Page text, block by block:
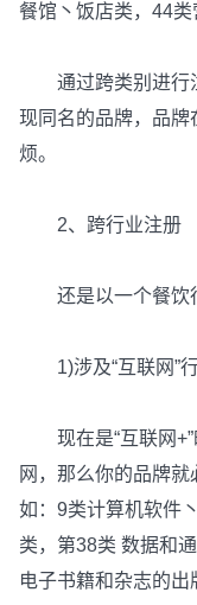
餐馆丶饭店类，44类
通过跨类别进行注
现同名的品牌，品牌
烦。
2、跨行业注册
还是以一个餐饮行
1)涉及“互联网”
现在是“互联网+”
网，那么你的品牌就
如：9类计算机软件
类，第38类 数据和
电子书籍和杂志的